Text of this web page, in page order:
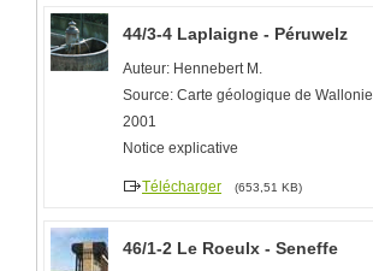
44/3-4 Laplaigne - Péruwelz
Auteur: Hennebert M.
Source: Carte géologique de Wallonie
2001
Notice explicative
Télécharger (653,51 KB)
46/1-2 Le Roeulx - Seneffe